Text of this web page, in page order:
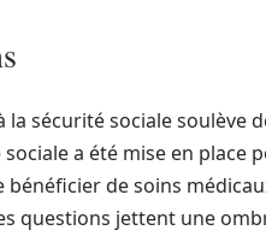
la sécurité sociale soulève
sociale a été mise en
de soins
questions jettent une